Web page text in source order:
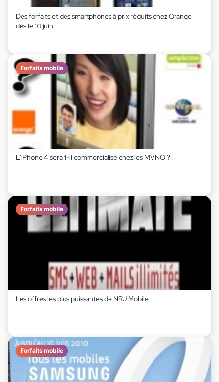
Des forfaits et des smartphones à prix réduits chez Orange
dès le 10 juin
Forfaits mobile
L'iPhone 4 sera t-il commercialisé chez les MVNO ?
Forfaits mobile
Les offres les plus puissantes de NRJ Mobile
Forfaits mobile